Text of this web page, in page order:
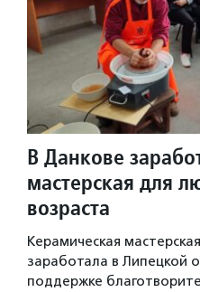
В Данкове
мастерская для
возраста
Керамическая
заработала в Липецкой
поддержке